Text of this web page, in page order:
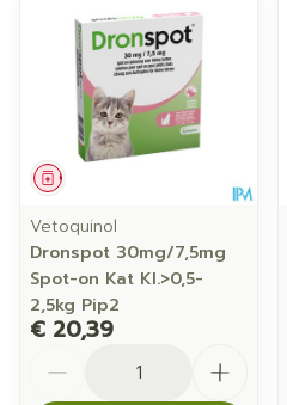
Geneesmiddel
Vetoquinol
Dronspot 30mg/7,5mg
Spot-on Kat Kl.>0,5-
2,5kg Pip2
€ 20,39